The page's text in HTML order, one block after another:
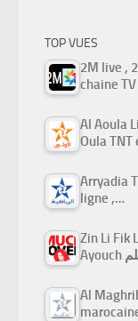
TOP VUES
2M live ,
chaine
Al Aoula
Oula TNT
Arryadia
ligne ,…
Zin Li Fik
Al